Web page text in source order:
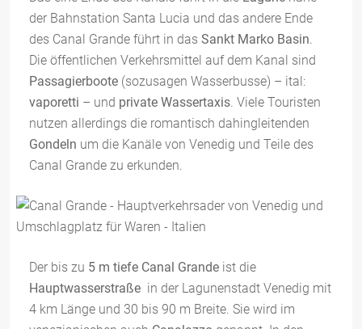
der Bahnstation Santa Lucia und das andere Ende
des Canal Grande führt in das Sankt Marko Basin.
Die öffentlichen Verkehrsmittel auf dem Kanal sind
Passagierboote (sozusagen Wasserbusse) – ital:
vaporetti – und private Wassertaxis. Viele Touristen
nutzen allerdings die romantisch dahingleitenden
Gondeln um die Kanäle von Venedig und Teile des
Canal Grande zu erkunden.
Der bis zu 5 m tiefe Canal Grande ist die
Hauptwasserstraße in der Lagunenstadt Venedig mit
4 km Länge und 30 bis 90 m Breite. Sie wird im